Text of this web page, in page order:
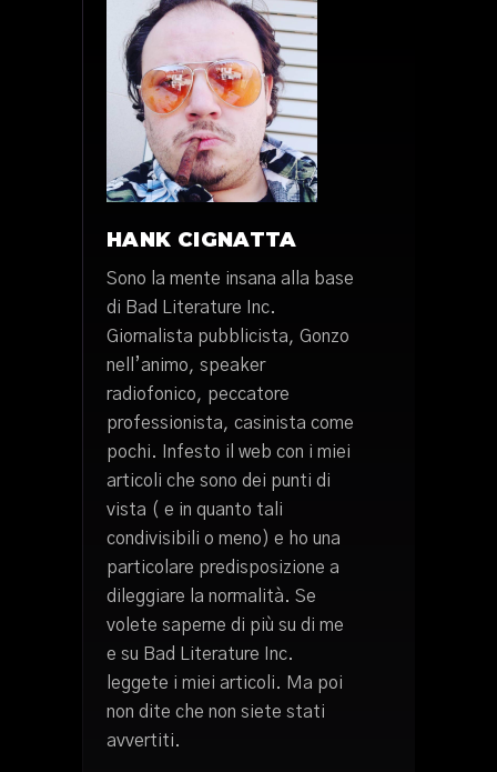
HANK CIGNATTA
Sono la mente insana alla base
di Bad Literature Inc.
Giornalista pubblicista, Gonzo
nell’animo, speaker
radiofonico, peccatore
professionista, casinista come
pochi. Infesto il web con i miei
articoli che sono dei punti di
vista ( e in quanto tali
condivisibili o meno) e ho una
particolare predisposizione a
dileggiare la normalità. Se
volete saperne di più su di me
e su Bad Literature Inc.
leggete i miei articoli. Ma poi
non dite che non siete stati
avvertiti.